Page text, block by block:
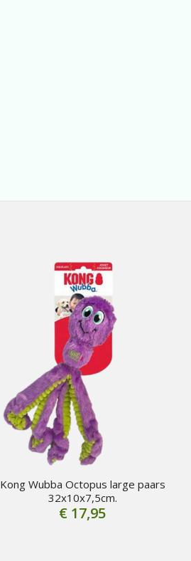
Kong Wubba Octopus large paars
32x10x7,5cm.
€ 17,95